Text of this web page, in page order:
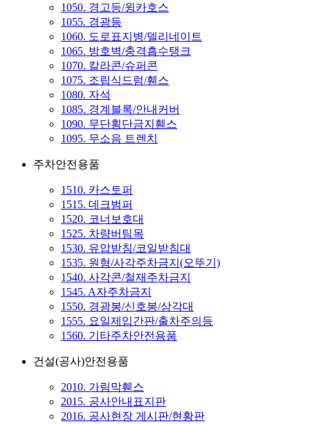
1050. 경고등/윙카호스
1055. 경광등
1060. 도로표지병/델리네이트
1065. 방호벽/충격흡수탱크
1070. 칼라콘/슈퍼콘
1075. 조립식드럼/휀스
1080. 자석
1085. 경계블록/안내커버
1090. 무단횡단금지휀스
1095. 무소음 트렌치
주차안전용품
1510. 카스토퍼
1515. 데크범퍼
1520. 코너보호대
1525. 차량버팀목
1530. 유압받침/코일받침대
1535. 원형/사각주차금지(오뚜기)
1540. 사각콘/철재주차금지
1545. A자주차금지
1550. 경광봉/신호봉/삼각대
1555. 요일제입간판/출차주의등
1560. 기타주차안전용품
건설(공사)안전용품
2010. 가림막휀스
2015. 공사안내표지판
2016. 공사현장 게시판/현황판